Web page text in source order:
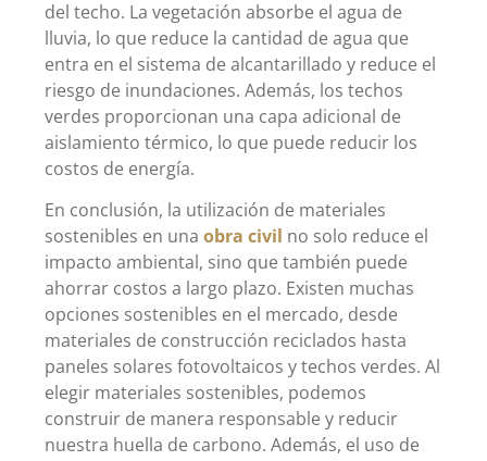
del techo. La vegetación absorbe el agua de
lluvia, lo que reduce la cantidad de agua que
entra en el sistema de alcantarillado y reduce el
riesgo de inundaciones. Además, los techos
verdes proporcionan una capa adicional de
aislamiento térmico, lo que puede reducir los
costos de energía.
En conclusión, la utilización de materiales
sostenibles en una obra civil no solo reduce el
impacto ambiental, sino que también puede
ahorrar costos a largo plazo. Existen muchas
opciones sostenibles en el mercado, desde
materiales de construcción reciclados hasta
paneles solares fotovoltaicos y techos verdes. Al
elegir materiales sostenibles, podemos
construir de manera responsable y reducir
nuestra huella de carbono. Además, el uso de